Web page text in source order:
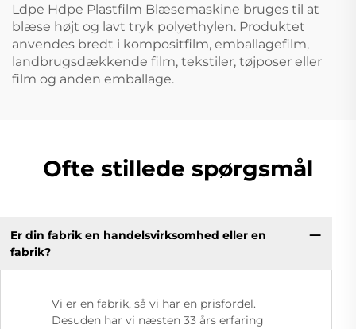
Ldpe Hdpe Plastfilm Blæsemaskine bruges til at
blæse højt og lavt tryk polyethylen. Produktet
anvendes bredt i kompositfilm, emballagefilm,
landbrugsdækkende film, tekstiler, tøjposer eller
film og anden emballage.
Ofte stillede spørgsmål
Er din fabrik en handelsvirksomhed eller en
fabrik?
Vi er en fabrik, så vi har en prisfordel.
Desuden har vi næsten 33 års erfaring